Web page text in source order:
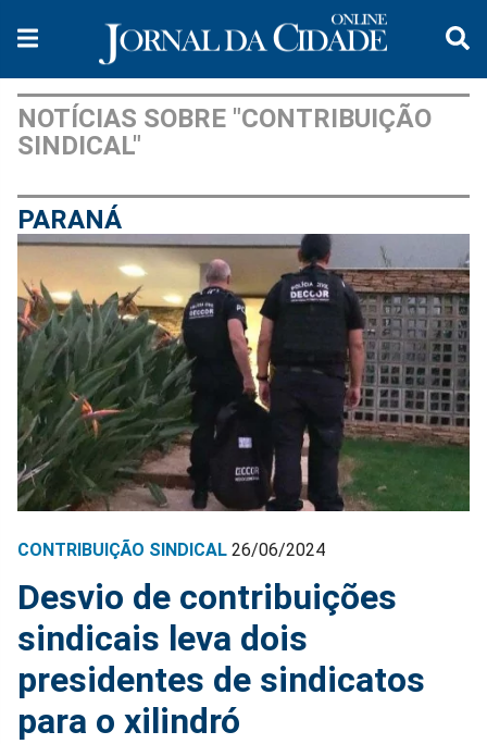
NOTÍCIAS SOBRE "CONTRIBUIÇÃO
SINDICAL"
PARANÁ
CONTRIBUIÇÃO SINDICAL 26/06/2024
Desvio de contribuições
sindicais leva dois
presidentes de sindicatos
para o xilindró